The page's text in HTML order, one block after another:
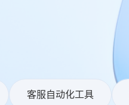
客服自动化工具